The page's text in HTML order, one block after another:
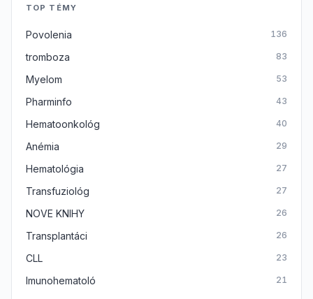
TOP TÉMY
Povolenia 136
tromboza 83
Myelom 53
Pharminfo 43
Hematoonkológ 40
Anémia 29
Hematológia 27
Transfuziológ 27
NOVE KNIHY 26
Transplantáci 26
CLL 23
Imunohematoló 21